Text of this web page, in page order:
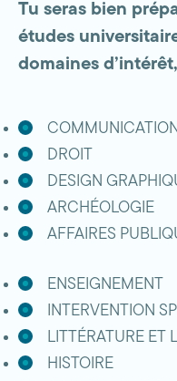
Tu seras bien
études
domaines
DROIT
DESIGN
ARCHÉOLOGIE
AFFAIRES
ENSEIGNEMENT
INTERVENTION
LITTÉRATURE ET
HISTOIRE